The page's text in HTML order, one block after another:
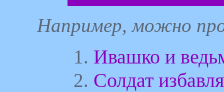
Например, можно
1. Ивашко и
2. Солдат